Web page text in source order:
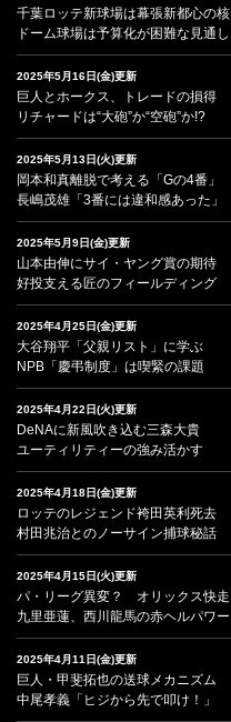
千葉ロッテ新球場は幕張新都心の核
ドーム球場は予算化が困難な見通し
2025年5月16日(金)更新
巨人とホークス、トレードの損得
リチャードは“大砲”か“空砲”か!?
2025年5月13日(火)更新
岡本和真離脱で考える「Gの4番」
長嶋茂雄「3番には違和感あった」
2025年5月9日(金)更新
山本由伸にサイ・ヤング賞の期待
好投支える匠のフィールディング
2025年4月25日(金)更新
大谷翔平「父親リスト」に学ぶ
NPB「慶弔制度」は喫緊の課題
2025年4月22日(火)更新
DeNAに新風吹き込む三森大貴
ユーティリティーの強み活かす
2025年4月18日(金)更新
ロッテのレジェンド袴田英利死去
村田兆治とのノーサイン捕球秘話
2025年4月15日(火)更新
パ・リーグ異変？ オリックス快走
九里亜蓮、西川龍馬の赤ヘルパワー
2025年4月11日(金)更新
巨人・甲斐拓也の送球メカニズム
中尾孝義「ヒジから先で叩け！」